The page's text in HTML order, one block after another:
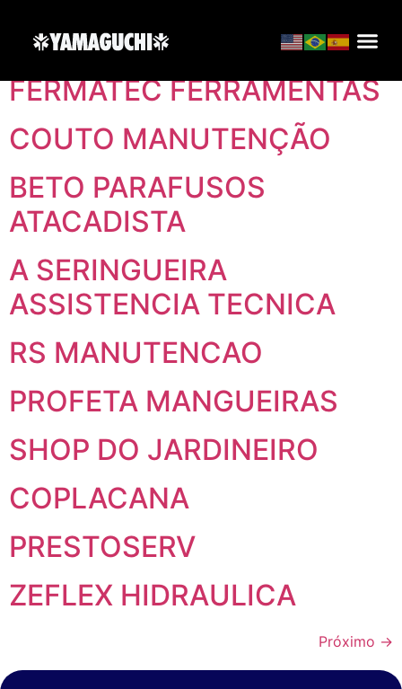
Localização: Brasil
FERMATEC FERRAMENTAS
COUTO MANUTENÇÃO
BETO PARAFUSOS
ATACADISTA
A SERINGUEIRA
ASSISTENCIA TECNICA
RS MANUTENCAO
PROFETA MANGUEIRAS
SHOP DO JARDINEIRO
COPLACANA
PRESTOSERV
ZEFLEX HIDRAULICA
Próximo →